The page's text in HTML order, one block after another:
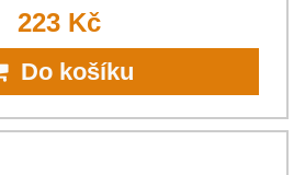
223 Kč
Do košíku